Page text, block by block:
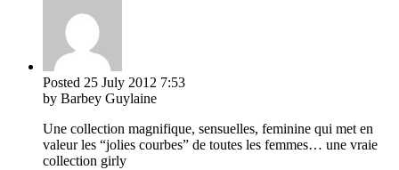
Posted 25 July 2012 7:53
by Barbey Guylaine
Une collection magnifique, sensuelles, feminine qui met en
valeur les “jolies courbes” de toutes les femmes… une vraie
collection girly